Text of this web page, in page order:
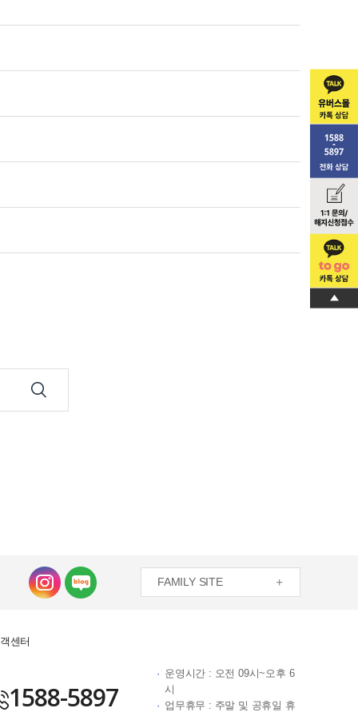
FAMILY SITE
센터
1588-5897
운영시간 : 오전 09시~오후 6
시
업무휴무 : 주말 및 공휴일 휴